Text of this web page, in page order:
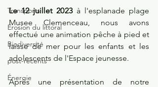
Transports
Erosion du littoral
Biodiversité
post-recents
Énergie
Le 12 juillet 2023 à l'esplanade plage
Musee Clemenceau, nous avons
effectué une animation pêche à pied et
laisse de mer pour les enfants et les
adolescents de l'Espace jeunesse.
Après une présentation de notre